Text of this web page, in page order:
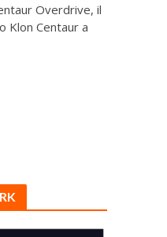
Overdrive, il
Klon Centaur a